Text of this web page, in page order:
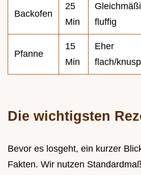
Backofen
25
Min
fluffig
Pfanne
15
Min
Eher
flach/
Die wichtigsten
Bevor es losgeht, ein kurzer
Fakten. Wir nutzen